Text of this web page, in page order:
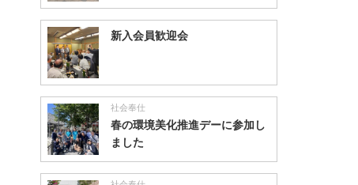
新入会員歓迎会
社会奉仕
春の環境美化推進デーに参加し
ました